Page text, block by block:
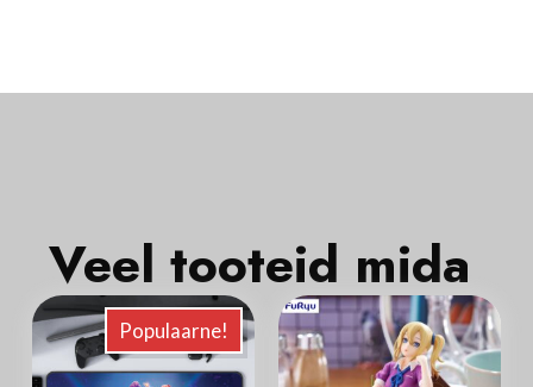
Veel tooteid mida
Populaarne!